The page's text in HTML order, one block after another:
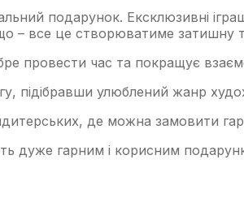
подарунок. Ексклюзивні
– все це створюватиме затишну
провести час та покращує
підібравши улюблений жанр
де можна замовити
дуже гарним і корисним